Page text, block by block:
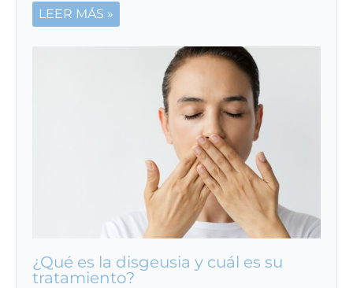
LEER MÁS »
¿Qué es la disgeusia y cuál es su
tratamiento?